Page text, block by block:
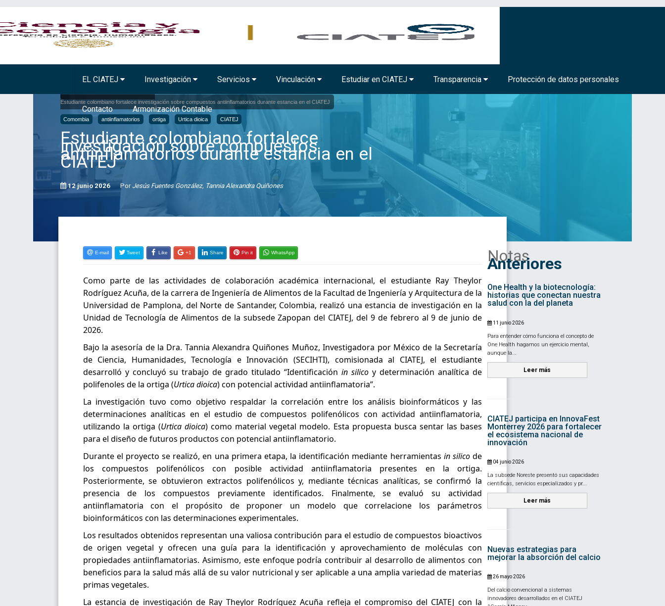
EL CIATEJ Investigación Servicios Vinculación Estudiar en CIATEJ Transparencia Protección de datos personales
Contacto Armonización Contable
Estudiante colombiano fortalece investigación sobre compuestos antiinflamatorios durante estancia en el CIATEJ
Comombia antiinflamatorios ortiga Urtica dioica CIATEJ
Estudiante colombiano fortalece
investigación sobre compuestos
antiinflamatorios durante estancia en el
CIATEJ
12 junio 2026 Por Jesús Fuentes González, Tannia Alexandra Quiñones
E-mail Tweet Like +1 Share Pin it WhatsApp
Como parte de las actividades de colaboración académica internacional, el estudiante Ray Theylor
Rodríguez Acuña, de la carrera de Ingeniería de Alimentos de la Facultad de Ingeniería y Arquitectura de la
Universidad de Pamplona, del Norte de Santander, Colombia, realizó una estancia de investigación en la
Unidad de Tecnología de Alimentos de la subsede Zapopan del CIATEJ, del 9 de febrero al 9 de junio de
2026.
Bajo la asesoría de la Dra. Tannia Alexandra Quiñones Muñoz, Investigadora por México de la Secretaría
de Ciencia, Humanidades, Tecnología e Innovación (SECIHTI), comisionada al CIATEJ, el estudiante
desarrolló y concluyó su trabajo de grado titulado “Identificaciónin silico y determinación analítica de
polifenoles de la ortiga (Urtica dioica) con potencial actividad antiinflamatoria”.
La investigación tuvo como objetivo respaldar la correlación entre los análisis bioinformáticos y las
determinaciones analíticas en el estudio de compuestos polifenólicos con actividad antiinflamatoria,
utilizando la ortiga (Urtica dioica) como material vegetal modelo. Esta propuesta busca sentar las bases
para el diseño de futuros productos con potencial antiinflamatorio.
Durante el proyecto se realizó, en una primera etapa, la identificación mediante herramientas in silicode
los compuestos polifenólicos con posible actividad antiinflamatoria presentes en la ortiga.
Posteriormente, se obtuvieron extractos polifenólicos y, mediante técnicas analíticas, se confirmó la
presencia de los compuestos previamente identificados. Finalmente, se evaluó su actividad
antiinflamatoria con el propósito de proponer un modelo que correlacione los parámetros
bioinformáticos con las determinaciones experimentales.
Los resultados obtenidos representan una valiosa contribución para el estudio de compuestos bioactivos
de origen vegetal y ofrecen una guía para la identificación y aprovechamiento de moléculas con
propiedades antiinflamatorias. Asimismo, este enfoque podría contribuir al desarrollo de alimentos con
beneficios para la salud más allá de su valor nutricional y ser aplicable a una amplia variedad de materias
primas vegetales.
La estancia de investigación de Ray Theylor Rodríguez Acuña refleja el compromiso del CIATEJ con la
Notas
Anteriores
One Health y la biotecnología:
historias que conectan nuestra
salud con la del planeta
11 junio 2026
Para entender cómo funciona el concepto de
One Health hagamos un ejercicio mental,
aunque la...
Leer más
CIATEJ participa en InnovaFest
Monterrey 2026 para fortalecer
el ecosistema nacional de
innovación
04 junio 2026
La subsede Noreste presentó sus capacidades
científicas, servicios especializados y pr...
Leer más
Nuevas estrategias para
mejorar la absorción del calcio
26 mayo 2026
Del calcio convencional a sistemas
innovadores desarrollados en el CIATEJ